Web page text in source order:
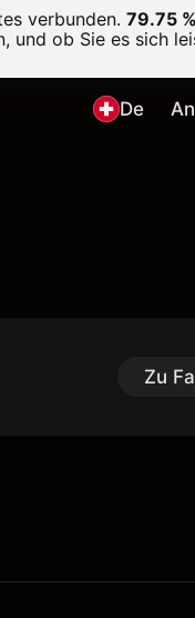
verbunden. 79.75
ob Sie es sich
De
Zu